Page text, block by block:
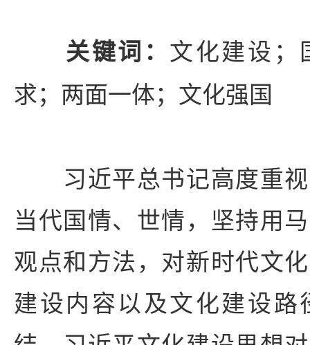
关键词： 文化建设；
求；两面一体；文化强国
习近平总书记高度重视
当代国情、世情，坚持用
观点和方法，对新时代文
建设内容以及文化建设路